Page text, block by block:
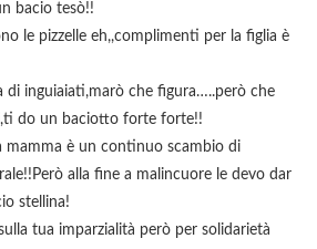
bacio tesò!!
le pizzelle eh,,complimenti per la figlia è
di inguiaiati,marò che figura…..però che
do un baciotto forte forte!!
mamma è un continuo scambio di
alla fine a malincuore le devo dar
stellina!
tua imparzialità però per solidarietà